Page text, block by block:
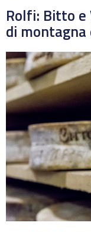
Rolfi: Bitto
di